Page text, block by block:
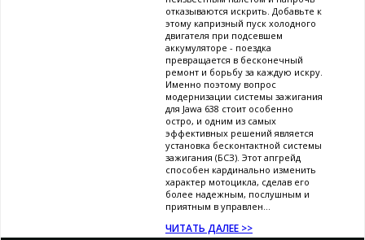
отказываются искрить. Добавьте к
этому капризный пуск холодного
двигателя при подсевшем
аккумуляторе - поездка
превращается в бесконечный
ремонт и борьбу за каждую искру.
Именно поэтому вопрос
модернизации системы зажигания
для Jawa 638 стоит особенно
остро, и одним из самых
эффективных решений является
установка бесконтактной системы
зажигания (БСЗ). Этот апгрейд
способен кардинально изменить
характер мотоцикла, сделав его
более надежным, послушным и
приятным в управлен...
ЧИТАТЬ ДАЛЕЕ >>